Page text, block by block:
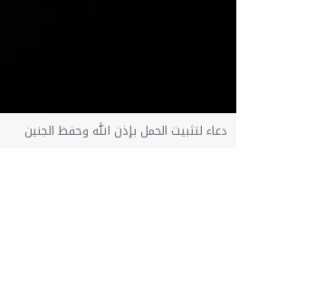
دعاء لتثبيت الحمل بإذن الله وحفظ الجنين